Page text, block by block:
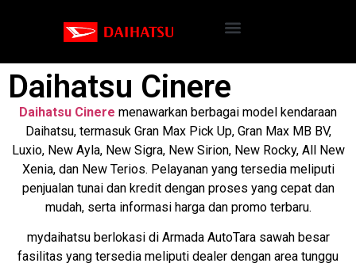
Daihatsu Cinere
Daihatsu Cinere menawarkan berbagai model kendaraan
Daihatsu, termasuk Gran Max Pick Up, Gran Max MB BV,
Luxio, New Ayla, New Sigra, New Sirion, New Rocky, All New
Xenia, dan New Terios. Pelayanan yang tersedia meliputi
penjualan tunai dan kredit dengan proses yang cepat dan
mudah, serta informasi harga dan promo terbaru.
mydaihatsu berlokasi di Armada AutoTara sawah besar
fasilitas yang tersedia meliputi dealer dengan area tunggu